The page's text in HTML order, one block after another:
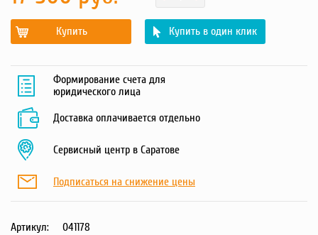
Купить Купить в один клик
Формирование счета для
юридического лица
Доставка оплачивается отдельно
Сервисный центр в Саратове
Подписаться на снижение цены
Артикул: 041178